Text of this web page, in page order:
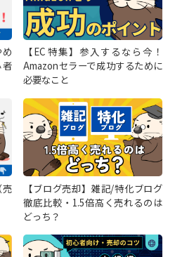
【EC特集】参入するなら今！
Amazonセラーで成功するために
必要なこと
【ブログ売却】雑記/特化ブログ
徹底比較・1.5倍高く売れるのは
どっち？